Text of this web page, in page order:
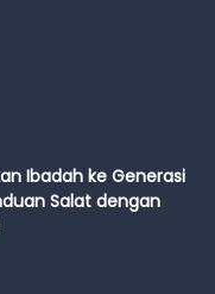
Ibadah ke Generasi
Salat dengan